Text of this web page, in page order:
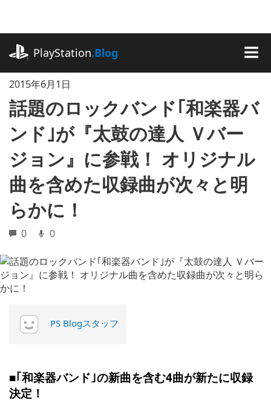
に
キ
ッ
プ
PlayStation.Blog
2015年6月1日
話題のロックバンド｢和楽器バ
ンド｣が『太鼓の達人 Ｖバー
ジョン』に参戦！ オリジナル
曲を含めた収録曲が次々と明
らかに！
0 0
PS Blogスタッフ
■｢和楽器バンド｣の新曲を含む4曲が新たに収録
決定！